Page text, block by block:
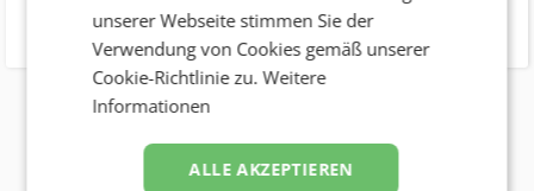
unserer Webseite stimmen Sie der
Verwendung von Cookies gemäß unserer
Cookie-Richtlinie zu.Weitere
Informationen
ALLE AKZEPTIEREN